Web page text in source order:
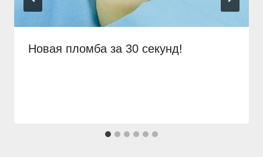
Новая пломба за 30 секунд!